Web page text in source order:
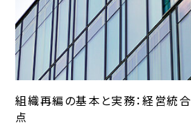
組織再編の基本と実務：経営統
点